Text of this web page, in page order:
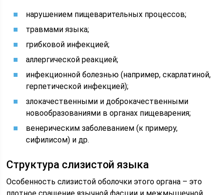
нарушением пищеварительных процессов;
травмами языка;
грибковой инфекцией;
аллергической реакцией;
инфекционной болезнью (например, скарлатиной,
герпетической инфекцией);
злокачественными и доброкачественными
новообразованиями в органах пищеварения;
венерическим заболеванием (к примеру,
сифилисом) и др.
Структура слизистой языка
Особенность слизистой оболочки этого органа – это